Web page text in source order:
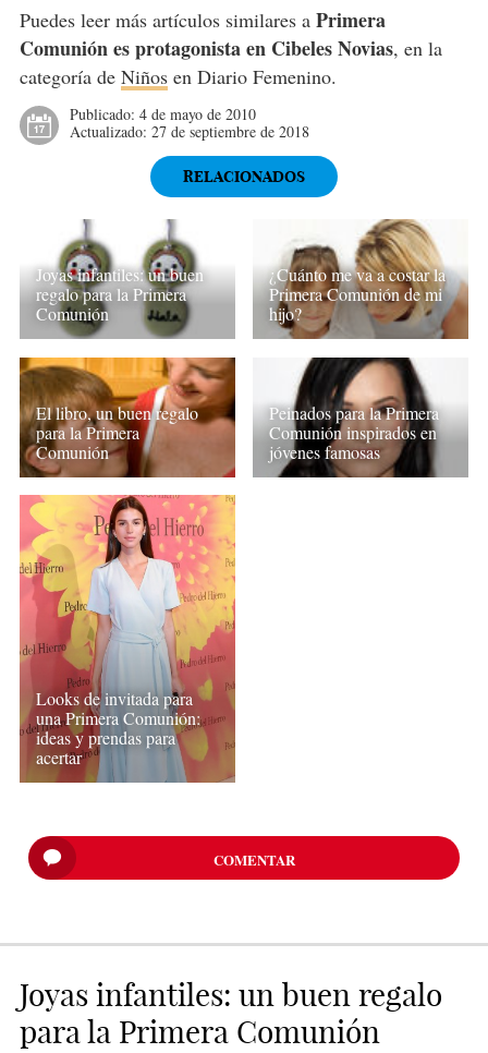
Puedes leer más artículos similares a Primera
Comunión es protagonista en Cibeles Novias, en la
categoría de Niñosen Diario Femenino.
Publicado: 4 de mayo de 2010
Actualizado: 27 de septiembre de 2018
RELACIONADOS
Joyas infantiles: un buen
regalo para la Primera
Comunión
¿Cuánto me va a costar la
Primera Comunión de mi
hijo?
El libro, un buen regalo
para la Primera
Comunión
Peinados para la Primera
Comunión inspirados en
jóvenes famosas
Looks de invitada para
una Primera Comunión:
ideas y prendas para
acertar
COMENTAR
Joyas infantiles: un buen regalo
para la Primera Comunión